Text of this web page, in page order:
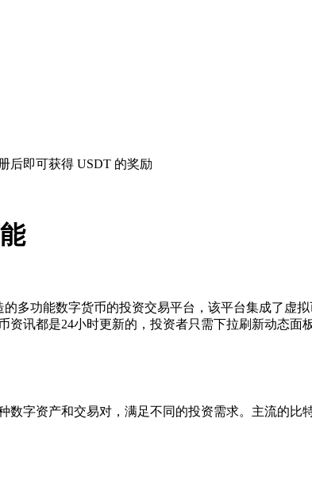
后即可获得 USDT 的奖励
多功能数字货币的投资交易平台，该平台集成了
讯都是24小时更新的，投资者只需下拉刷新动态面
数字资产和交易对，满足不同的投资需求。主流的